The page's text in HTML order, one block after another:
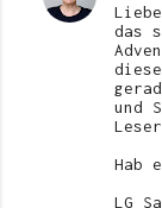
das
und
Hab
LG